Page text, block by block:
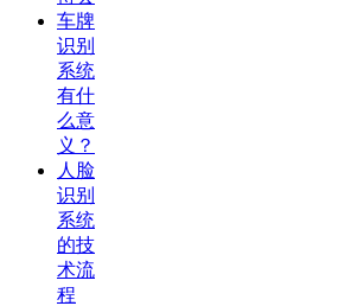
车牌
识别
系统
有什
么意
义？
人脸
识别
系统
的技
术流
程